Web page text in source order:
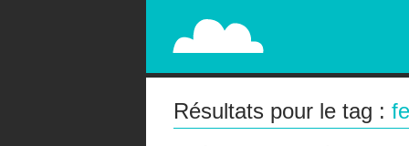
PAPERPLANE
STREET, AMBIENT, GUÉRILLA MARKETING
Résultats pour le tag :